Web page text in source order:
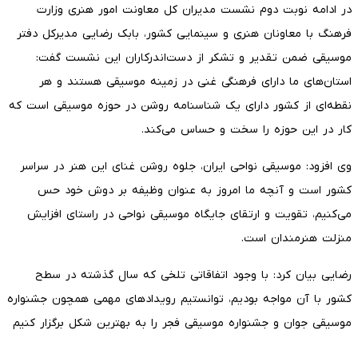
در ادامه نوبت دوم نشست مدیران کل معاونت امور هنری وزارت
فرهنگ با معاونان هنری و سینمایی کشور، بابک رضایی مدیرکل دفتر
موسیقی ضمن تقدیر و تشکر از دست‌اندرکاران این نشست گفت:
استان‌های ما دارای فرهنگی غنی در زمینه موسیقی هستند و هر
نقطه‌ای از کشور دارای یک شناسنامه روشن در حوزه موسیقی است که
کار در این حوزه را سخت و حساس می‌کند.
وی افزود: موسیقی نواحی ایران، جلوه روشن غنای این هنر در سراسر
کشور است و آنچه ما امروز به عنوان وظیفه بر دوش خود حس
می‌کنیم، تقویت و ارتقای جایگاه موسیقی نواحی در راستای افزایش
منزلت هنرمندان است.
رضایی بیان کرد: با وجود اتفاقاتی تلخی که سال گذشته در سطح
کشور با آن مواجه بودیم، توانستیم رویدادهای مهمی همچون جشنواره
موسیقی جوان و جشنواره موسیقی فجر را به بهترین شکل برگزار کنیم